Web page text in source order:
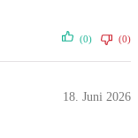
(0) (0)
18. Juni 2026